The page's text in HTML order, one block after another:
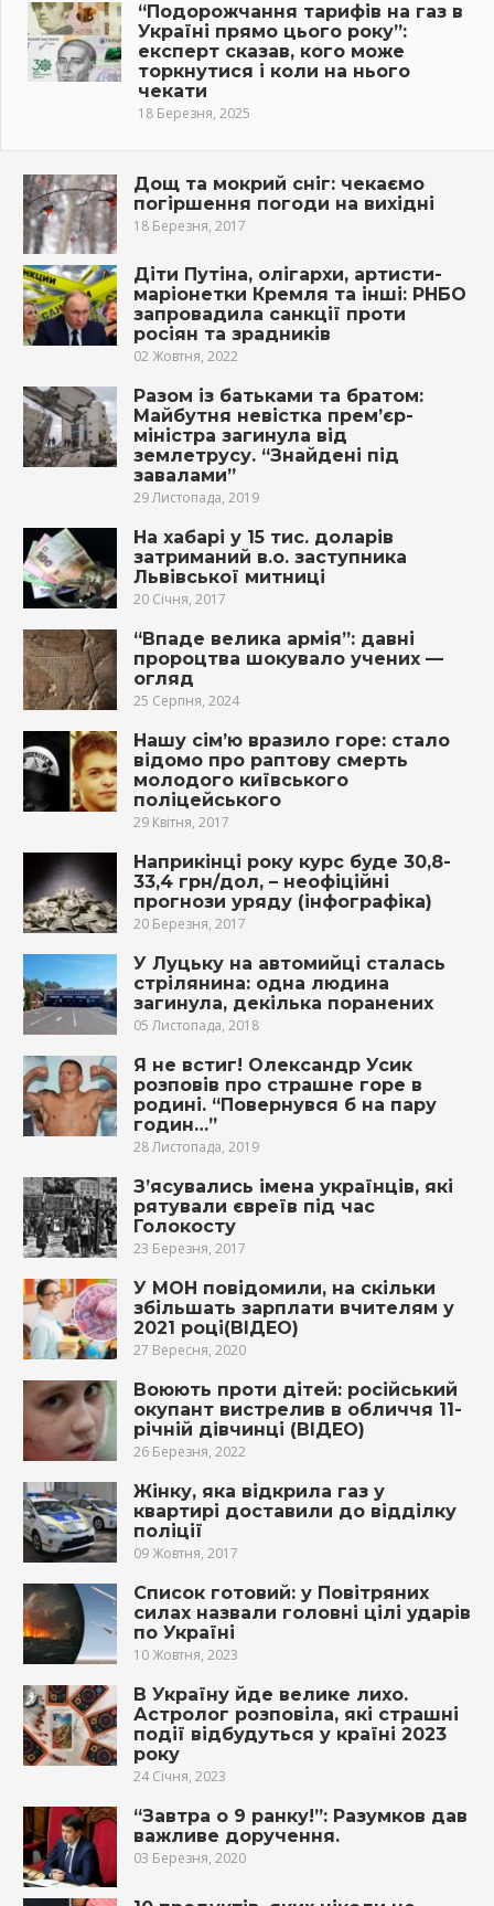
“Подорожчання тарифів на газ в
Україні прямо цього року”:
експерт сказав, кого може
торкнутися і коли на нього
чекати
18 Березня, 2025
Дощ та мокрий сніг: чекаємо
погіршення погоди на вихідні
18 Березня, 2017
Діти Путіна, олігархи, артисти-
маріонетки Кремля та інші: РНБО
запровадила санкції проти
росіян та зрадників
02 Жовтня, 2022
Разом із батьками та братом:
Майбутня невістка прем’єр-
міністра загинула від
землетрусу. “Знайдені під
завалами”
29 Листопада, 2019
На хабарі у 15 тис. доларів
затриманий в.о. заступника
Львівської митниці
20 Січня, 2017
“Впаде велика армія”: давні
пророцтва шокувало учених —
огляд
25 Серпня, 2024
Нашу сім’ю вразило горе: стало
відомо про раптову смерть
молодого київського
поліцейського
29 Квітня, 2017
Наприкінці року курс буде 30,8-
33,4 грн/дол, – неофіційні
прогнози уряду (інфографіка)
20 Березня, 2017
У Луцьку на автомийці сталась
стрілянина: одна людина
загинула, декілька поранених
05 Листопада, 2018
Я не встиг! Олександр Усик
розповів про страшне горе в
родині. “Повернувся б на пару
годин…”
28 Листопада, 2019
З’ясувались імена українців, які
рятували євреїв під час
Голокосту
23 Березня, 2017
У МОН повідомили, на скільки
збільшать зарплати вчителям у
2021 році(ВІДЕО)
27 Вересня, 2020
Воюють проти дітей: російський
окупант вистрелив в обличчя 11-
річній дівчинці (ВІДЕО)
26 Березня, 2022
Жінку, яка відкрила газ у
квартирі доставили до відділку
поліції
09 Жовтня, 2017
Список готовий: у Повітряних
силах назвали головні цілі ударів
по Україні
10 Жовтня, 2023
В Україну йде велике лихо.
Астролог розповіла, які страшні
події відбудуться у країні 2023
року
24 Січня, 2023
“Завтра о 9 ранку!”: Разумков дав
важливе доручення.
03 Березня, 2020